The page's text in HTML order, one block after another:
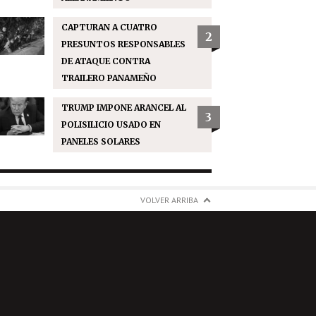
CAPTURAN A CUATRO
PRESUNTOS RESPONSABLES
DE ATAQUE CONTRA
TRAILERO PANAMEÑO
2
TRUMP IMPONE ARANCEL AL
POLISILICIO USADO EN
PANELES SOLARES
3
VOLVER ARRIBA